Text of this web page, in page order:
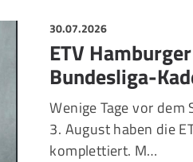
30.07.2026
ETV
Bundesliga-
Wenige Tage vor
3. August haben die
komplettiert. M…